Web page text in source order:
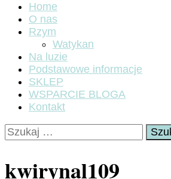
Home
O nas
Rzym
Watykan
Na luzie
Podstawowe informacje
SKLEP
WSPARCIE BLOGA
Kontakt
Szukaj:
kwirynal109